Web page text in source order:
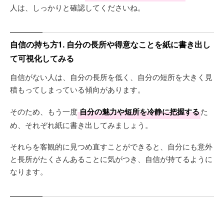
人は、しっかりと確認してくださいね。
自信の持ち方1. 自分の長所や得意なことを紙に書き出し
て可視化してみる
自信がない人は、自分の長所を低く、自分の短所を大きく見
積もってしまっている傾向があります。
そのため、もう一度自分の魅力や短所を冷静に把握するた
め、それぞれ紙に書き出してみましょう。
それらを客観的に見つめ直すことができると、自分にも意外
と長所がたくさんあることに気がつき、自信が持てるように
なります。